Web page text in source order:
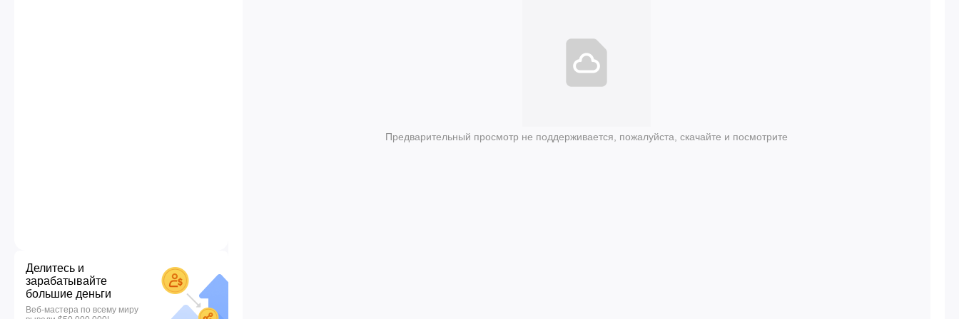
Делитесь и
зарабатывайте
большие деньги
Веб-мастера по всему миру
Предварительный просмотр не поддерживается, пожалуйста, скачайте и посмотрите